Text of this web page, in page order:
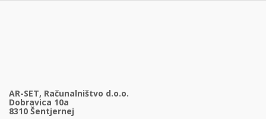
AR-SET, Računalništvo d.o.o.
Dobravica 10a
8310 Šentjernej